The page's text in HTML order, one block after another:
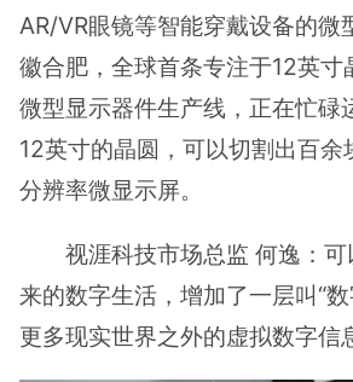
AR/VR眼镜等智能穿戴设备的微
徽合肥，全球首条专注于12英寸
微型显示器件生产线，正在忙碌
12英寸的晶圆，可以切割出百余
分辨率微显示屏。
视涯科技市场总监 何逸：可
来的数字生活，增加了一层叫“
更多现实世界之外的虚拟数字信